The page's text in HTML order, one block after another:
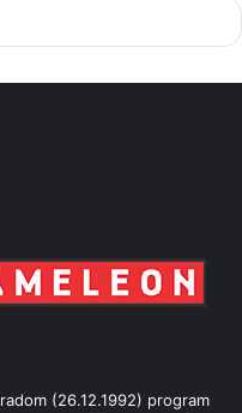
(26.12.1992) program